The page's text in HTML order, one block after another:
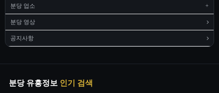
분당 업소
분당 영상
공지사항
분당 유흥정보 인기 검색